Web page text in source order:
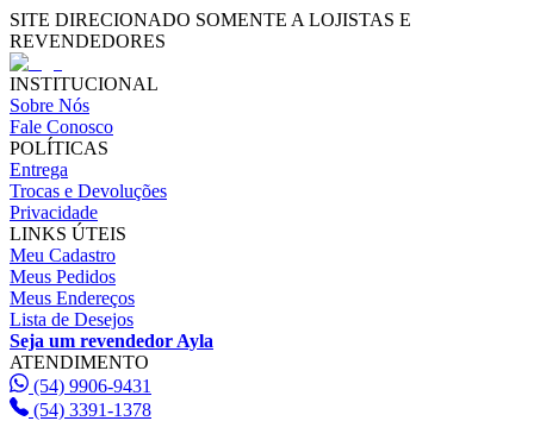
SITE DIRECIONADO SOMENTE A LOJISTAS E
REVENDEDORES
INSTITUCIONAL
Sobre Nós
Fale Conosco
POLÍTICAS
Entrega
Trocas e Devoluções
Privacidade
LINKS ÚTEIS
Meu Cadastro
Meus Pedidos
Meus Endereços
Lista de Desejos
Seja um revendedor Ayla
ATENDIMENTO
(54) 9906-9431
(54) 3391-1378